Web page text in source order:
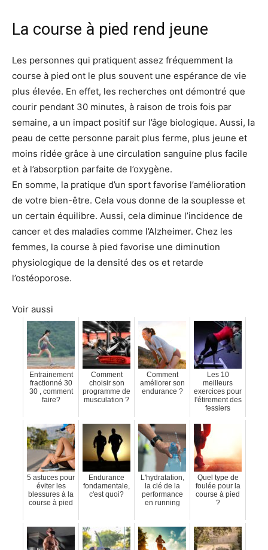
La course à pied rend jeune
Les personnes qui pratiquent assez fréquemment la
course à pied ont le plus souvent une espérance de vie
plus élevée. En effet, les recherches ont démontré que
courir pendant 30 minutes, à raison de trois fois par
semaine, a un impact positif sur l’âge biologique. Aussi, la
peau de cette personne parait plus ferme, plus jeune et
moins ridée grâce à une circulation sanguine plus facile
et à l’absorption parfaite de l’oxygène.
En somme, la pratique d’un sport favorise l’amélioration
de votre bien-être. Cela vous donne de la souplesse et
un certain équilibre. Aussi, cela diminue l’incidence de
cancer et des maladies comme l’Alzheimer. Chez les
femmes, la course à pied favorise une diminution
physiologique de la densité des os et retarde
l’ostéoporose.
Voir aussi
Entrainement
fractionné 30
30 , comment
faire?
Comment
choisir son
programme de
musculation ?
Comment
améliorer son
endurance ?
Les 10
meilleurs
exercices pour
l'étirement des
fessiers
5 astuces pour
éviter les
blessures à la
course à pied
Endurance
fondamentale,
c'est quoi?
L'hydratation,
la clé de la
performance
en running
Quel type de
foulée pour la
course à pied
?